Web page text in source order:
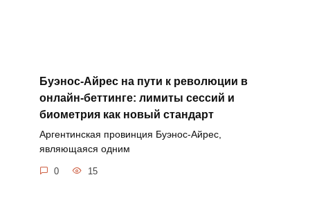
Буэнос-Айрес на пути к революции в
онлайн-беттинге: лимиты сессий и
биометрия как новый стандарт
Аргентинская провинция Буэнос-Айрес,
являющаяся одним
0 15